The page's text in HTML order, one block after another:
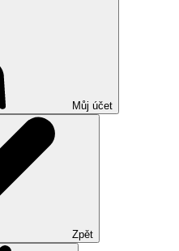
Můj účet
Zpět